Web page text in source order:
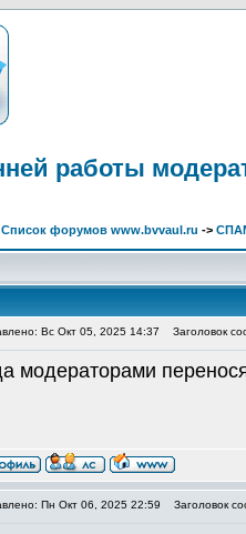
работы
Список форумов www.bvvaul.ru ->
Вс Окт 05, 2025 14:37 Заголовок
модераторами
Пн Окт 06, 2025 22:59 Заголовок